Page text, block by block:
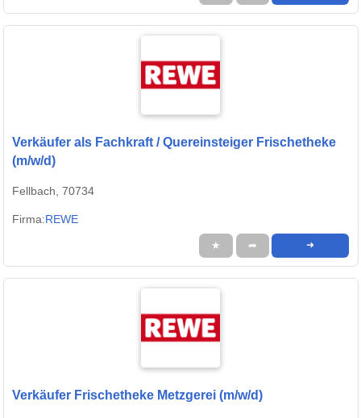
Verkäufer als Fachkraft / Quereinsteiger Frischetheke
(m/w/d)
Fellbach, 70734
Firma:REWE
★ ➦ ➜
Verkäufer Frischetheke Metzgerei (m/w/d)